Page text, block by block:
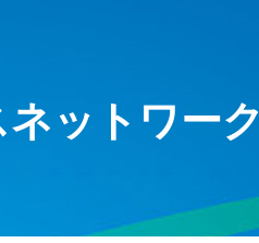
ネットワーク